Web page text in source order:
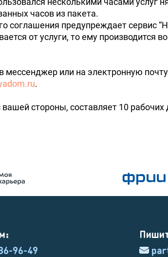
часов из пакета.
соглашения предупреждает сервис
от услуги, то ему производится
или на электронную
.
стороны, составляет 10 рабочих
96-49